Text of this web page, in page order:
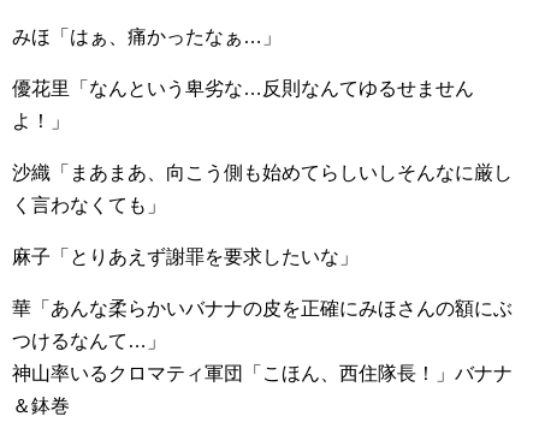
みほ「はぁ、痛かったなぁ…」
優花里「なんという卑劣な…反則なんてゆるせません
よ！」
沙織「まあまあ、向こう側も始めてらしいしそんなに厳し
く言わなくても」
麻子「とりあえず謝罪を要求したいな」
華「あんな柔らかいバナナの皮を正確にみほさんの額にぶ
つけるなんて…」
神山率いるクロマティ軍団「こほん、西住隊長！」バナナ
＆鉢巻